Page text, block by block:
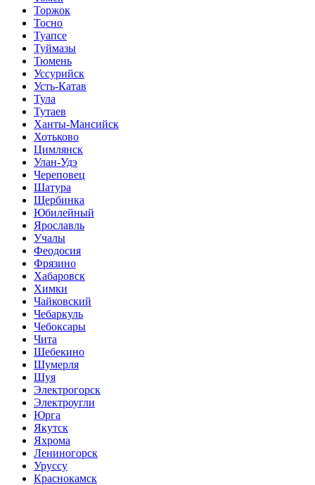
Торжок
Тосно
Туапсе
Туймазы
Тюмень
Уссурийск
Усть-Катав
Тула
Тутаев
Ханты-Мансийск
Хотьково
Цимлянск
Улан-Удэ
Череповец
Шатура
Щербинка
Юбилейный
Ярославль
Учалы
Феодосия
Фрязино
Хабаровск
Химки
Чайковский
Чебаркуль
Чебоксары
Чита
Шебекино
Шумерля
Шуя
Электрогорск
Электроугли
Юрга
Якутск
Яхрома
Лениногорск
Уруссу
Краснокамск